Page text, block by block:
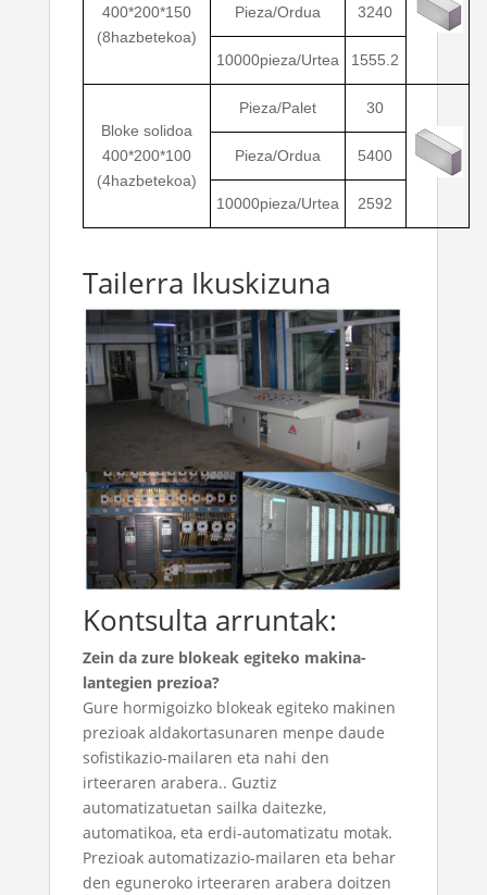
400*200*150
(8hazbetekoa)
Pieza/Ordua 3240
10000pieza/Urtea 1555.2
Bloke solidoa
400*200*100
(4hazbetekoa)
Pieza/Palet 30
Pieza/Ordua 5400
10000pieza/Urtea 2592
Tailerra Ikuskizuna
Kontsulta arruntak:
Zein da zure blokeak egiteko makina-
lantegien prezioa?
Gure hormigoizko blokeak egiteko makinen
prezioak aldakortasunaren menpe daude
sofistikazio-mailaren eta nahi den
irteeraren arabera.. Guztiz
automatizatuetan sailka daitezke,
automatikoa, eta erdi-automatizatu motak.
Prezioak automatizazio-mailaren eta behar
den eguneroko irteeraren arabera doitzen